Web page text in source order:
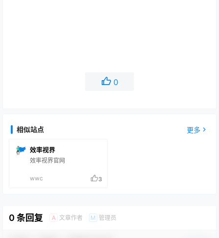
0
相似站点 更多
效率视界
效率视界官网
wwc 3
0 条回复 A 文章作者 M 管理员